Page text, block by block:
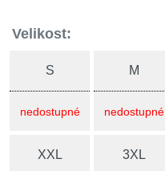
Velikost:
S
nedostupné
M
nedostupné
XXL 3XL